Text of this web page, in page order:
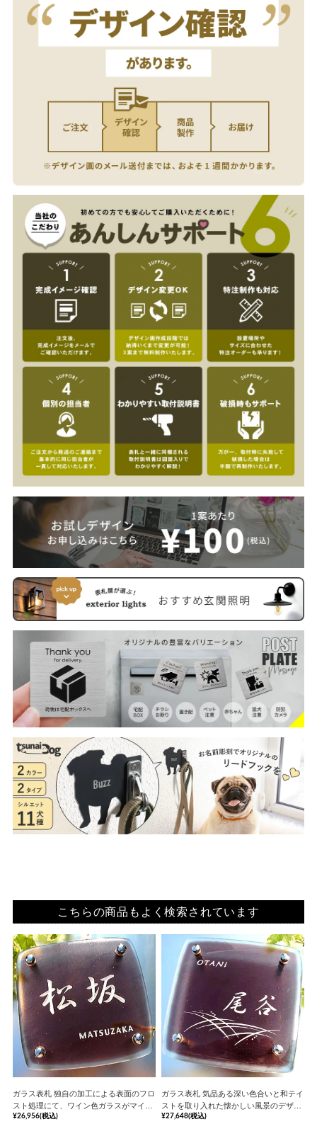
こちらの商品もよく検索されています
ガラス表札 独自の加工による表面のフロ
スト処理にて、ワイン色ガラスがマイル
ドな淡い光を拡散するガラス表札【hf-
¥26,956(税込)
ガラス表札 気品ある深い色合いと和テイ
ストを取り入れた懐かしい風景のデザイ
ンのガラス表札【hf-106】《安心の保証
¥27,648(税込)